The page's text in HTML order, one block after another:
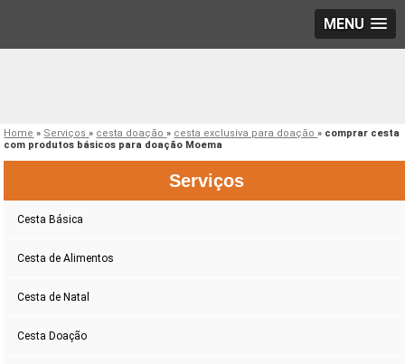
MENU
Home » Serviços» cesta doação» cesta exclusiva para doação» comprar cesta
com produtos básicos para doação Moema
Serviços
Cesta Básica
Cesta de Alimentos
Cesta de Natal
Cesta Doação